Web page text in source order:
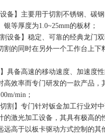
备 】主要用于切割不锈钢、碳钢
等厚度为1.0~25mm的板材；
设备】稳定、可靠的经典龙门
割的同时在另外一个工作台上下
】具备高速的移动速度、加速度
高效率而专门研发的一款产品，
min；
割 】专门针对钣金加工行业对
的激光加工设备，其具有极高的
远高于以板卡驱动方式控制的其